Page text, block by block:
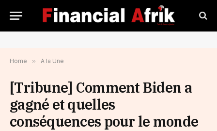
Home » A la Une
[Tribune] Comment Biden a
gagné et quelles
conséquences pour le monde